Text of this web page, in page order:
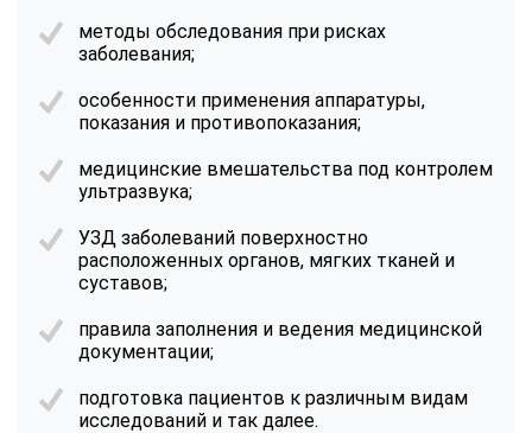
методы обследования при рисках
заболевания;
особенности применения аппаратуры,
показания и противопоказания;
медицинские вмешательства под контролем
ультразвука;
УЗД заболеваний поверхностно
расположенных органов, мягких тканей и
суставов;
правила заполнения и ведения медицинской
документации;
подготовка пациентов к различным видам
исследований и так далее.